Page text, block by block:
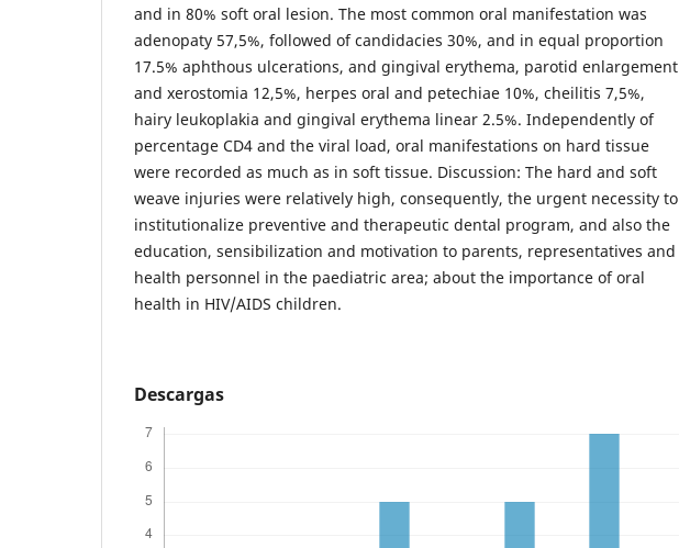
and in 80% soft oral lesion. The most common oral manifestation was
adenopaty 57,5%, followed of candidacies 30%, and in equal proportion
17.5% aphthous ulcerations, and gingival erythema, parotid enlargement
and xerostomia 12,5%, herpes oral and petechiae 10%, cheilitis 7,5%,
hairy leukoplakia and gingival erythema linear 2.5%. Independently of
percentage CD4 and the viral load, oral manifestations on hard tissue
were recorded as much as in soft tissue. Discussion: The hard and soft
weave injuries were relatively high, consequently, the urgent necessity to
institutionalize preventive and therapeutic dental program, and also the
education, sensibilization and motivation to parents, representatives and
health personnel in the paediatric area; about the importance of oral
health in HIV/AIDS children.
Descargas